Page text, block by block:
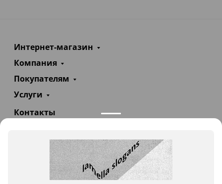
Интернет-магазин
Компания
Покупателям
Услуги
Контакты
info@teploexpert.com
Пн—Сб 09:00 – 18:00